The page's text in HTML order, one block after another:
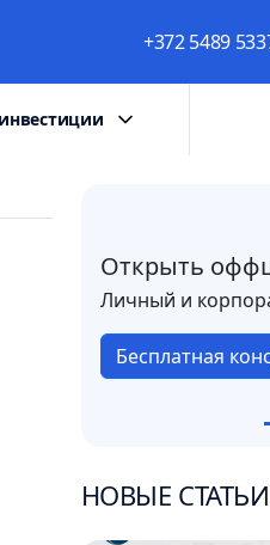
+372 5489
Открыть
Личный и
Бесплатная
НОВЫЕ СТАТЬИ